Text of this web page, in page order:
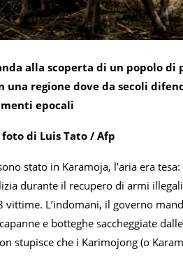
alla scoperta di un popolo
una regione dove da secoli
epocali
di Luis Tato / Afp
stato in Karamoja, l’aria era
durante il recupero di armi
vittime. L’indomani, il governo
e botteghe saccheggiate
stupisce che i Karimojong (o